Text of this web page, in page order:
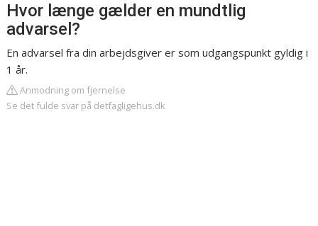
Hvor længe gælder en mundtlig
advarsel?
En advarsel fra din arbejdsgiver er som udgangspunkt gyldig i
1 år.
Anmodning om fjernelse
Se det fulde svar på detfagligehus.dk